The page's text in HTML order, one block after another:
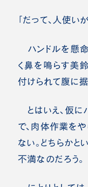
「だって、人使い
ハンドルを懸命
く鼻を鳴らす美
付けられて腹に据
とはいえ、仮に
で、肉体作業を
ない。どちらかと
不満なのだろう。